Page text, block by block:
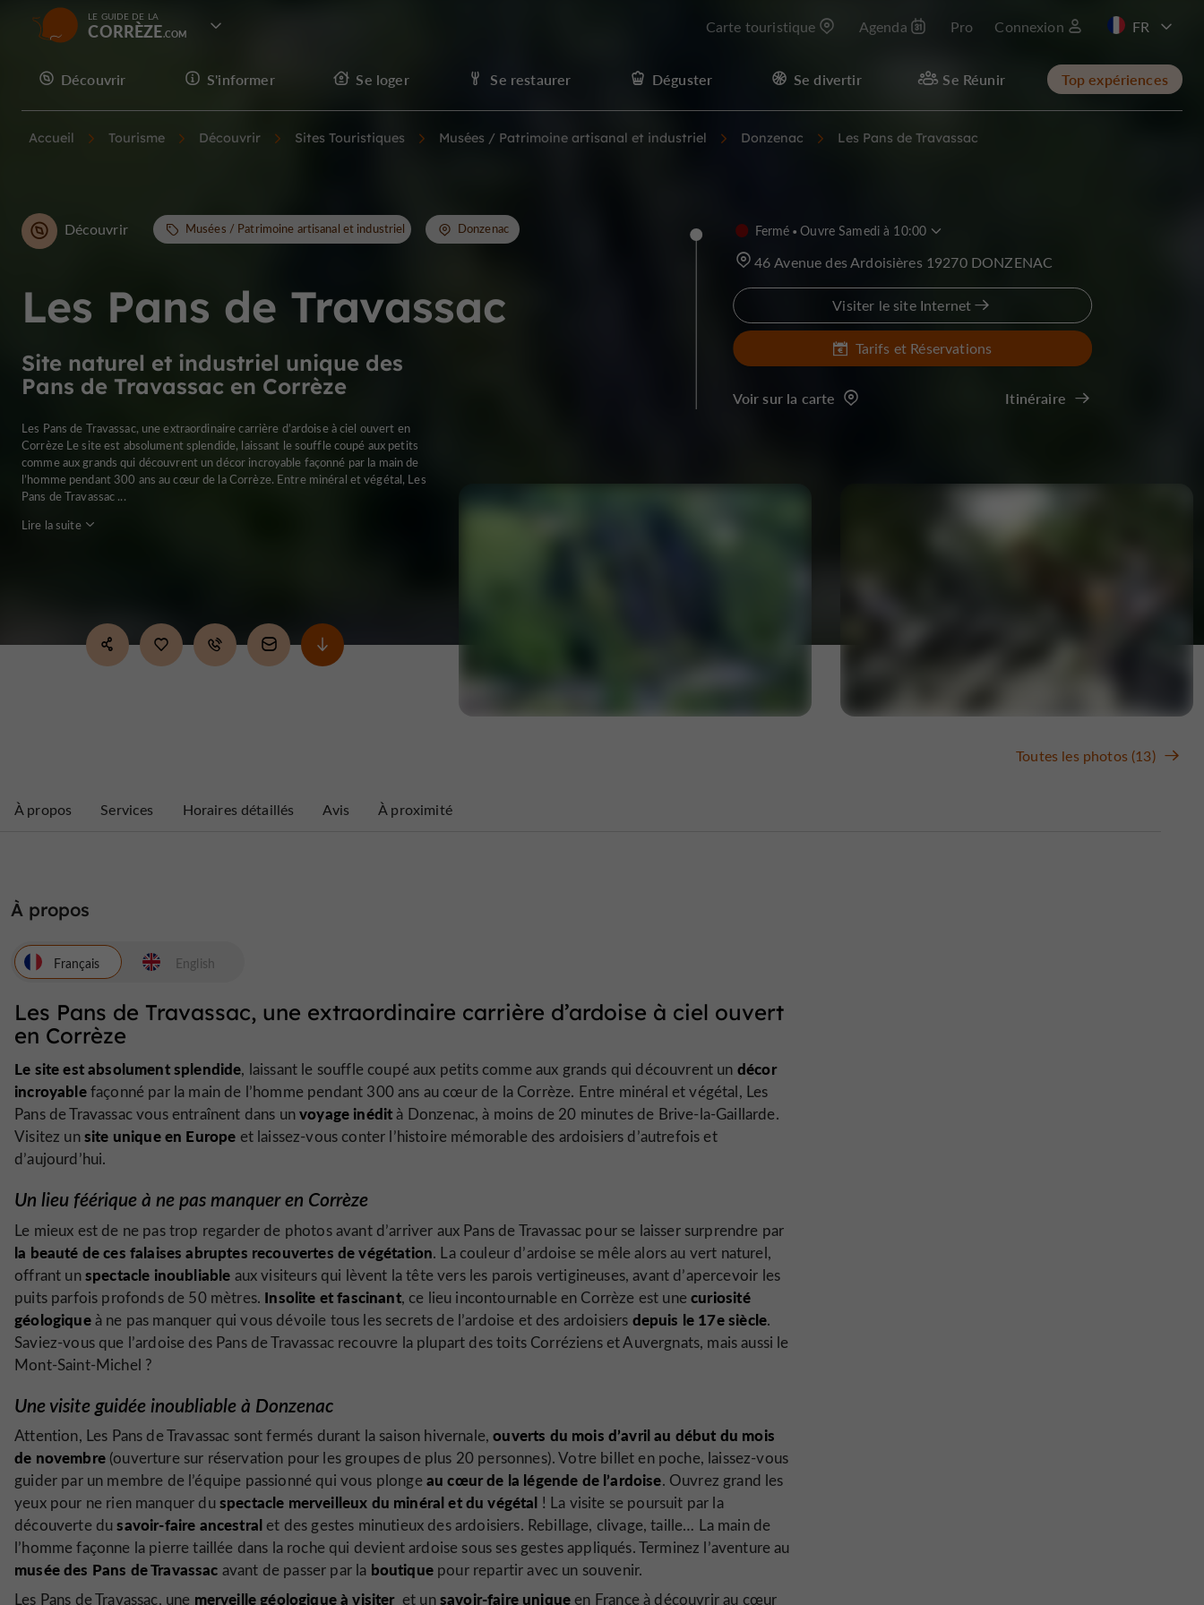
LE GUIDE DE LA
CORRÈZE Carte touristique Agenda Pro Connexion
EN
Découvrir S'informer Se loger Se restaurer Déguster Se divertir Se Réunir Top expériences
Accueil Tourisme Découvrir Sites Touristiques Musées / Patrimoine artisanal et industriel Donzenac Les Pans de Travassac
Les Pans de Travassac
Site naturel et industriel unique des
Pans de Travassac en Corrèze
Découvrir Musées / Patrimoine artisanal et industriel Donzenac
Les Pans de Travassac, une extraordinaire carrière d’ardoise à ciel ouvert en
Corrèze Le site est absolument splendide, laissant le souffle coupé aux petits
comme aux grands qui découvrent un décor incroyable façonné par la main de
l’homme pendant 300 ans au cœur de la Corrèze. Entre minéral et végétal, Les
Pans de Travassac ...
Lire la suite
Toutes les photos (13)
Fermé Ouvre Samedi à 10:00
46 Avenue des Ardoisières 19270 DONZENAC
Visiter le site Internet
Tarifs et Réservations
Voir sur la carte Itinéraire
À propos Services Horaires détaillés Avis À proximité
À propos
Français
Les Pans de Travassac, une extraordinaire carrière d’ardoise à ciel ouvert
en Corrèze
Le site est absolument splendide, laissant le souffle coupé aux petits comme aux grands qui découvrent un décor
incroyablefaçonné par la main de l’homme pendant 300 ans au cœur de la Corrèze. Entre minéral et végétal, Les
Pans de Travassac vous entraînent dans unvoyage inédità Donzenac, à moins de 20 minutes de Brive-la-Gaillarde.
Visitez unsite unique en Europe et laissez-vous conter l’histoire mémorable des ardoisiers d’autrefois et
d’aujourd’hui.
Un lieu féérique à ne pas manquer en Corrèze
Le mieux est de ne pas trop regarder de photos avant d’arriver aux Pans de Travassac pour se laisser surprendre par
la beauté de ces falaises abruptes recouvertes de végétation. La couleur d’ardoise se mêle alors au vert naturel,
offrant unspectacle inoubliable aux visiteurs qui lèvent la tête vers les parois vertigineuses, avant d’apercevoir les
puits parfois profonds de 50 mètres. Insolite et fascinant, ce lieu incontournable en Corrèze est unecuriosité
géologiqueà ne pas manquer qui vous dévoile tous les secrets de l’ardoise et des ardoisiers depuis le 17esiècle.
Saviez-vous que l’ardoise des Pans de Travassac recouvre la plupart des toits Corréziens et Auvergnats, mais aussi le
Mont-Saint-Michel ?
Une visite guidée inoubliable à Donzenac
Attention, Les Pans de Travassac sont fermés durant la saison hivernale,ouverts du mois d’avril au début du mois
de novembre (ouverture sur réservation pour les groupes de plus 20 personnes). Votre billet en poche, laissez-vous
guider par un membre de l’équipe passionné qui vous plongeau cœur de la légende de l’ardoise. Ouvrez grand les
yeux pour ne rien manquer duspectacle merveilleux du minéral et du végétal ! La visite se poursuit par la
découverte dusavoir-faire ancestralet des gestes minutieux des ardoisiers. Rebillage, clivage, taille… La main de
l’homme façonne la pierre taillée dans la roche qui devient ardoise sous ses gestes appliqués. Terminez l’aventure au
musée des Pans de Travassac avant de passer par la boutique pour repartir avec un souvenir.
Les Pans de Travassac, une merveille géologique à visiteret unsavoir-faire uniqueen France à découvrir au cœur
English